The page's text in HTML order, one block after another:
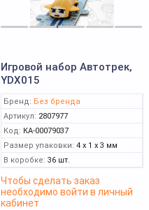
Игровой набор Автотрек,
YDX015
Бренд: Без бренда
Артикул: 2807977
Код: КА-00079037
Размер упаковки: 4 x 1 x 3 мм
В коробке: 36 шт.
Чтобы сделать заказ
необходимо войти в личный
кабинет